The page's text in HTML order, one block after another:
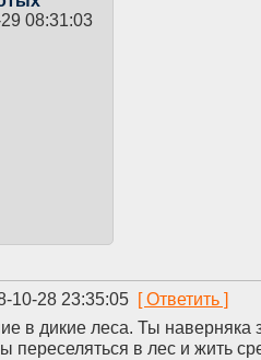
08:31:03
10-28 23:35:05
дикие леса. Ты наверняка
переселяться в лес и жить